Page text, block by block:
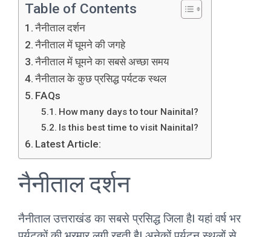
Table of Contents
नैनीताल दर्शन
नैनीताल में घूमने की जगहे
नैनीताल में घूमने का सबसे अच्छा समय
नैनीताल के कुछ प्रसिद्ध पर्यटक स्थल
FAQs
How many days to tour Nainital?
Is this best time to visit Nainital?
Latest Article:
नैनीताल दर्शन
नैनीताल उत्तराखंड का सबसे प्रसिद्ध जिला हैI यहां वर्ष भर